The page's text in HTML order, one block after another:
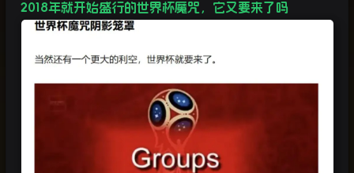
2018年就开始盛行的世界杯魔咒，它又要来了吗